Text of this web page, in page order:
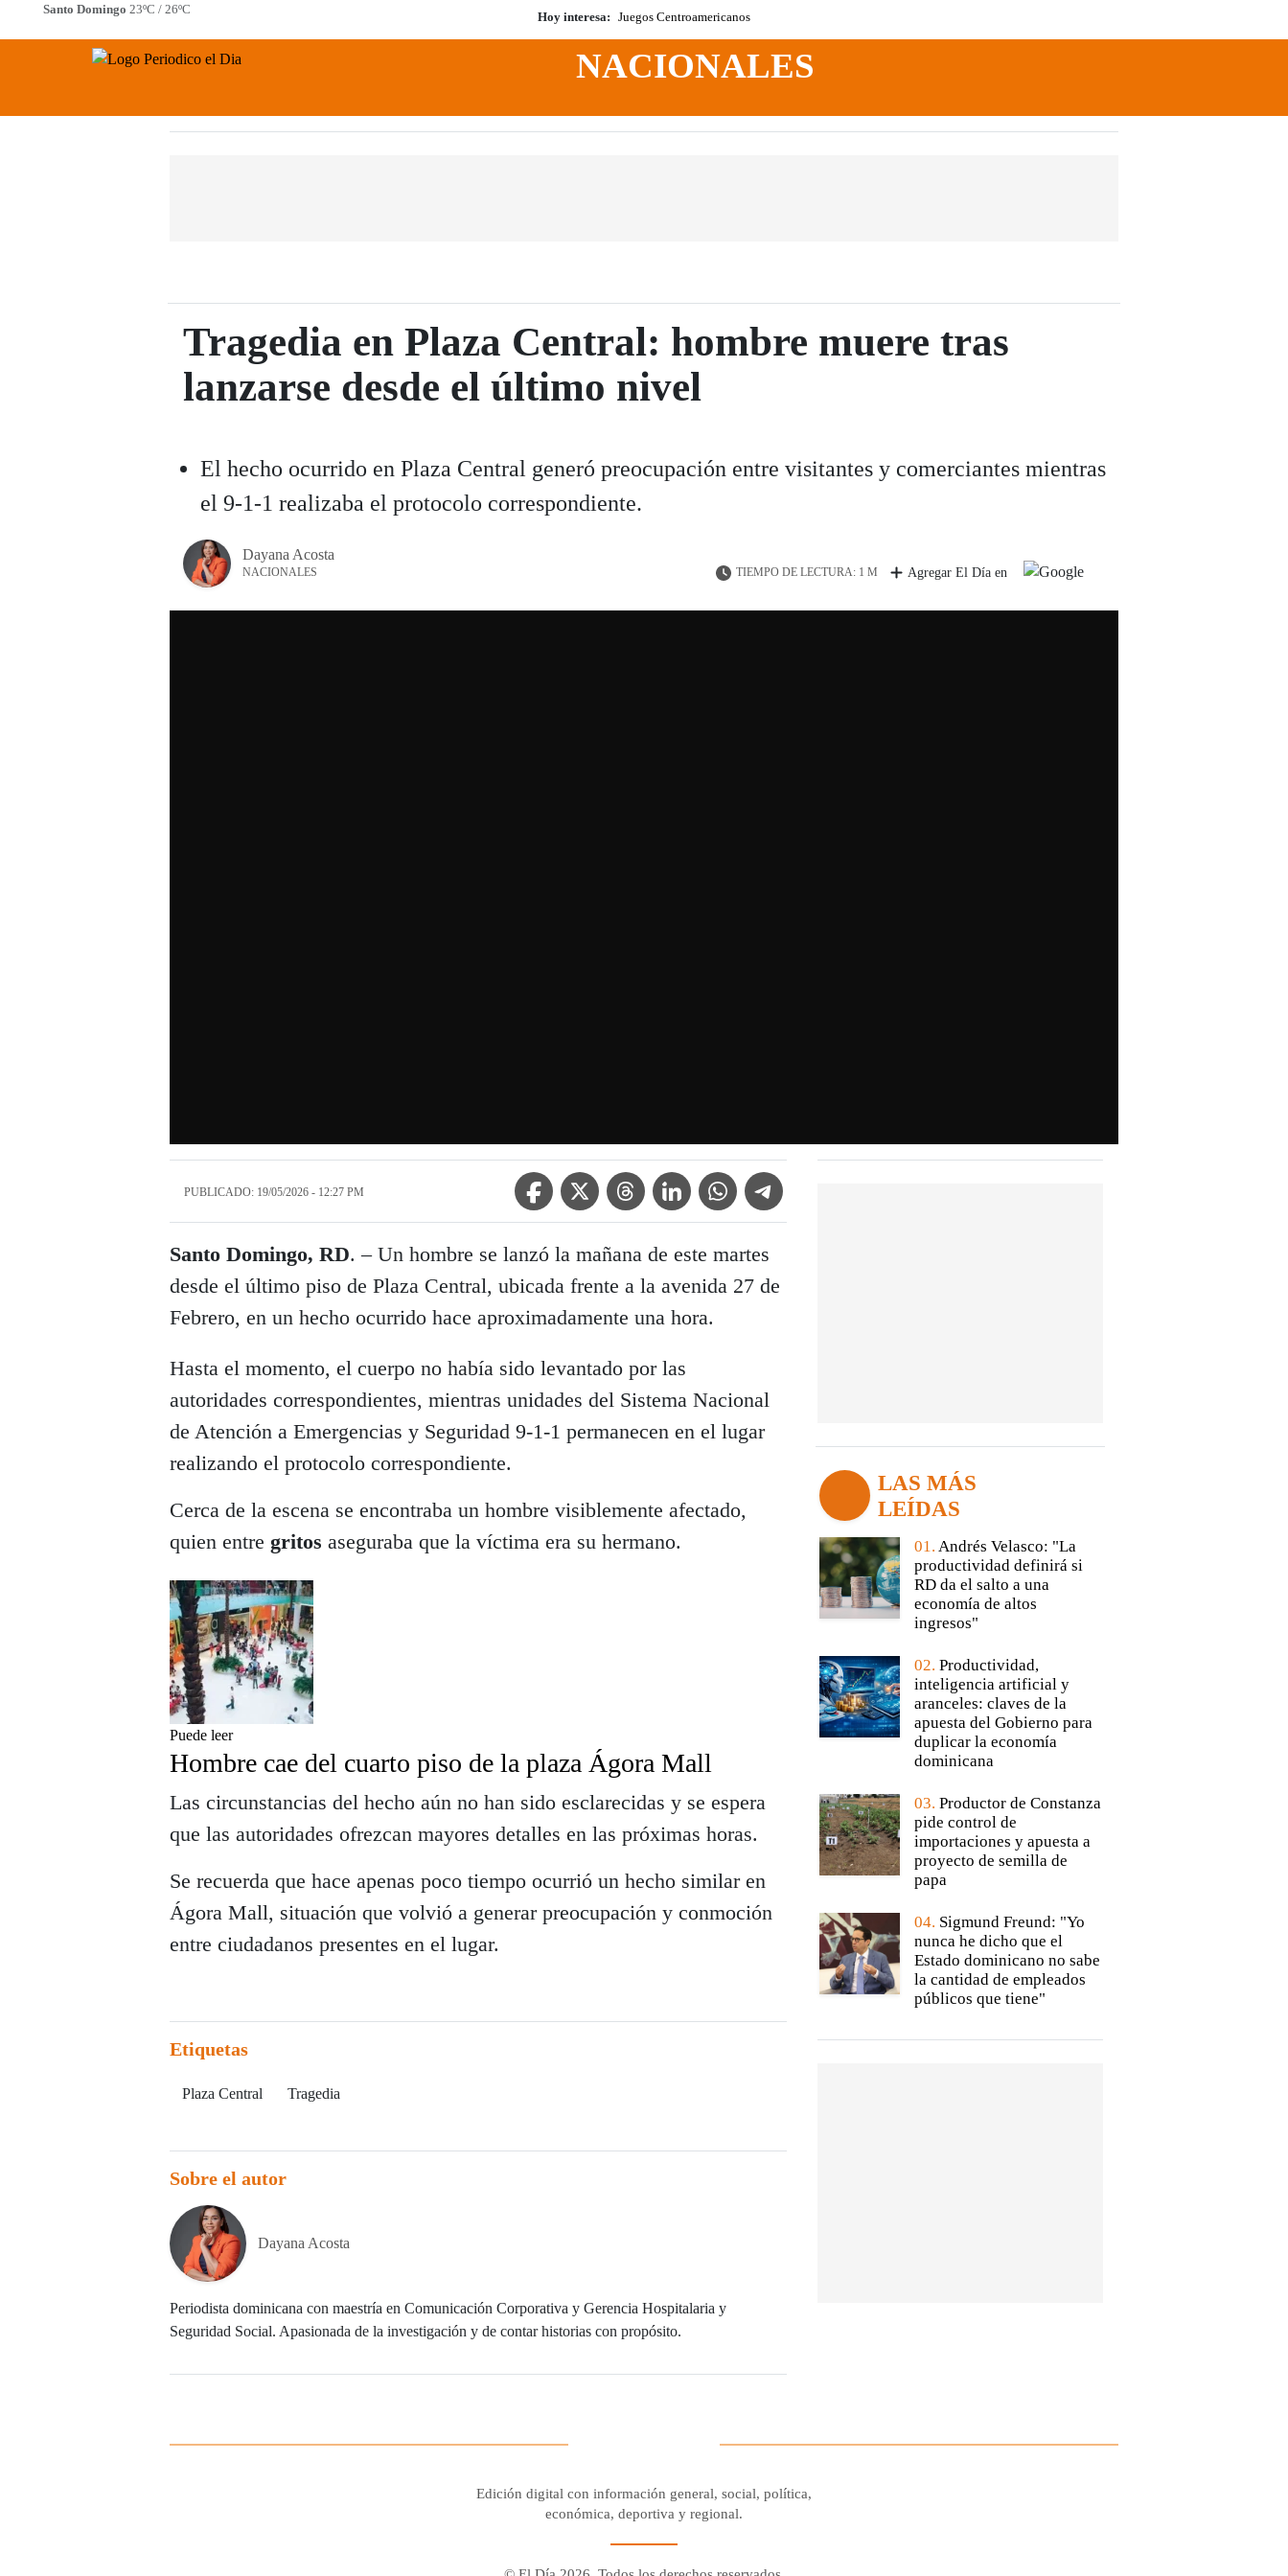
Santo Domingo 23ºC / 26ºC
Hoy interesa: Juegos Centroamericanos
Search
NACIONALES
Tragedia en Plaza Central: hombre muere tras
lanzarse desde el último nivel
El hecho ocurrido en Plaza Central generó preocupación entre visitantes y comerciantes mientras
el 9-1-1 realizaba el protocolo correspondiente.
Dayana Acosta
NACIONALES TIEMPO DE LECTURA: 1 M Agregar El Día en
PUBLICADO: 19/05/2026 - 12:27 PM
Facebook IconTwitter IconThreads IconLinkedin IconWhatsApp IconTelegram Icon
Santo Domingo, RD. – Un hombre se lanzó la mañana de este martes
desde el último piso de Plaza Central, ubicada frente a la avenida 27 de
Febrero, en un hecho ocurrido hace aproximadamente una hora.
Hasta el momento, el cuerpo no había sido levantado por las
autoridades correspondientes, mientras unidades del Sistema Nacional
de Atención a Emergencias y Seguridad 9-1-1 permanecen en el lugar
realizando el protocolo correspondiente.
Cerca de la escena se encontraba un hombre visiblemente afectado,
quien entre gritos aseguraba que la víctima era su hermano.
Puede leer
Hombre cae del cuarto piso de la plaza Ágora Mall
Las circunstancias del hecho aún no han sido esclarecidas y se espera
que las autoridades ofrezcan mayores detalles en las próximas horas.
Se recuerda que hace apenas poco tiempo ocurrió un hecho similar en
Ágora Mall, situación que volvió a generar preocupación y conmoción
entre ciudadanos presentes en el lugar.
Etiquetas
Plaza Central Tragedia
Sobre el autor
Dayana Acosta
Periodista dominicana con maestría en Comunicación Corporativa y Gerencia Hospitalaria y
Seguridad Social. Apasionada de la investigación y de contar historias con propósito.
LAS MÁS
LEÍDAS
01. Andrés Velasco: "La
productividad definirá si
RD da el salto a una
economía de altos
ingresos"
02. Productividad,
inteligencia artificial y
aranceles: claves de la
apuesta del Gobierno para
duplicar la economía
dominicana
03. Productor de Constanza
pide control de
importaciones y apuesta a
proyecto de semilla de
papa
04. Sigmund Freund: "Yo
nunca he dicho que el
Estado dominicano no sabe
la cantidad de empleados
públicos que tiene"
Edición digital con información general, social, política,
económica, deportiva y regional.